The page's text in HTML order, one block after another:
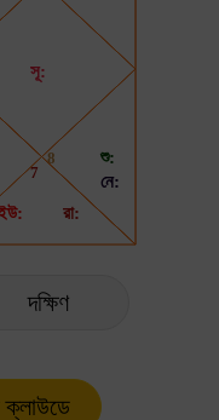
দক্ষিণ